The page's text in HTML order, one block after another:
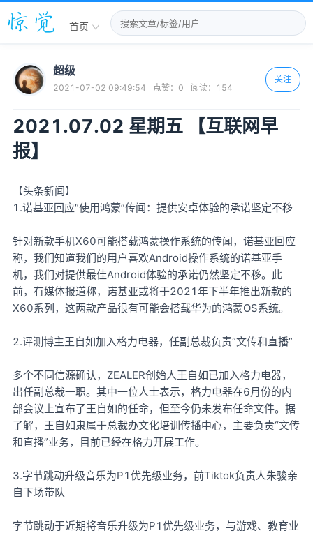
首页
超级
2021-07-02 09:49:54 点赞： 0 阅读： 154
关注
2021.07.02 星期五 【互联网早
报】
【头条新闻】
1.诺基亚回应“使用鸿蒙”传闻：提供安卓体验的承诺坚定不移
针对新款手机X60可能搭载鸿蒙操作系统的传闻，诺基亚回应
称，我们知道我们的用户喜欢Android操作系统的诺基亚手
机，我们对提供最佳Android体验的承诺仍然坚定不移。此
前，有媒体报道称，诺基亚或将于2021年下半年推出新款的
X60系列，这两款产品很有可能会搭载华为的鸿蒙OS系统。
2.评测博主王自如加入格力电器，任副总裁负责“文传和直播”
多个不同信源确认，ZEALER创始人王自如已加入格力电器，
出任副总裁一职。其中一位人士表示，格力电器在6月份的内
部会议上宣布了王自如的任命，但至今仍未发布任命文件。据
了解，王自如隶属于总裁办文化培训传播中心，主要负责“文传
和直播”业务，目前已经在格力开展工作。
3.字节跳动升级音乐为P1优先级业务，前Tiktok负责人朱骏亲
自下场带队
字节跳动于近期将音乐升级为P1优先级业务，与游戏、教育业